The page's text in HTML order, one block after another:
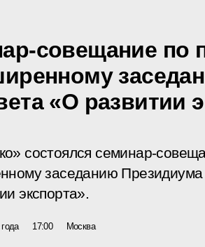
совещание по
«О развитии
состоялся семинар-
заседанию Президиума
экспорта».
17:00 Москва